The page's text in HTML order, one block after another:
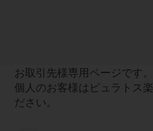
お取引先様専用ページです。
個人のお客様はピュラトス
ださい。